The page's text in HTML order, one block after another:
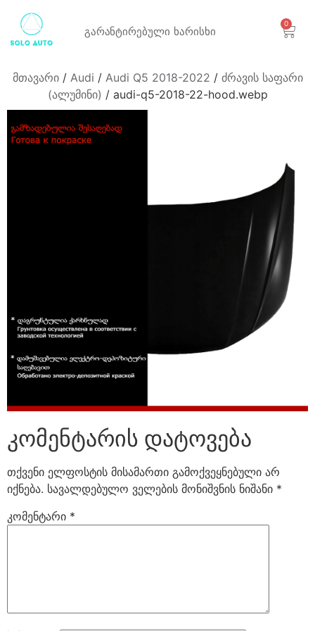
გარანტირებული ხარისხი
0
მთავარი/ Audi / Audi Q5 2018-2022 / ძრავის საფარი
(ალუმინი) / audi-q5-2018-22-hood.webp
კომენტარის დატოვება
თქვენი ელფოსტის მისამართი გამოქვეყნებული არ
იქნება. სავალდებულო ველების მონიშვნის ნიშანი *
კომენტარი *